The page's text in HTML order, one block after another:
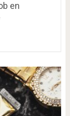
en